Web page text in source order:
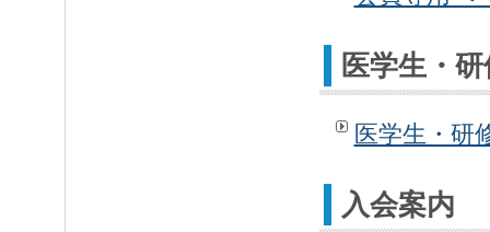
医学生・
医学生・研
入会案内